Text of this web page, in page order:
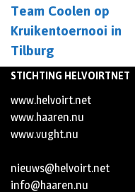
Team Coolen op
Kruikentoernooi in
Tilburg
STICHTING HELVOIRTNET
www.helvoirt.net
www.haaren.nu
www.vught.nu
nieuws@helvoirt.net
info@haaren.nu